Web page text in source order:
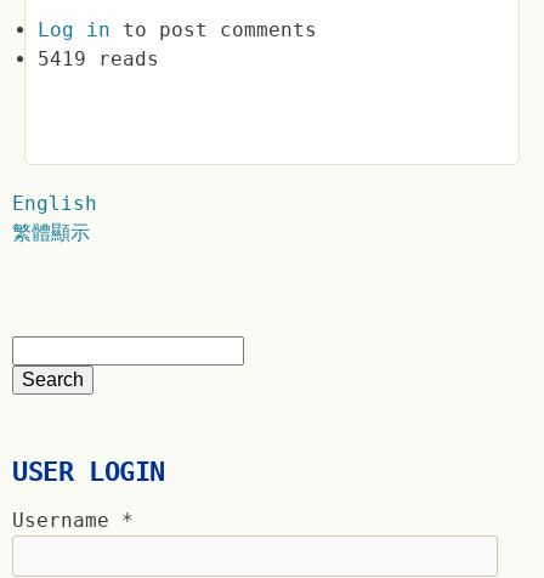
Log in to post comments
5419 reads
English
繁體顯示
USER LOGIN
Username *